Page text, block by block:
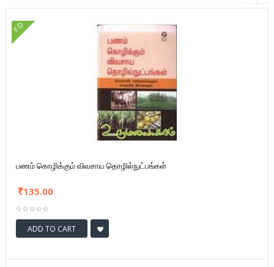
FD
பணம் கொழிக்கும் விவசாய தொழில்நுட்பங்கள்
135.00
ADD TO CART